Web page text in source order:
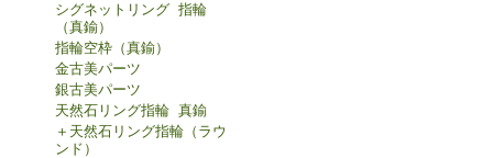
シグネットリング 指輪
（真鍮）
指輪空枠（真鍮）
金古美パーツ
銀古美パーツ
天然石リング指輪 真鍮
＋天然石リング指輪（ラウ
ンド）